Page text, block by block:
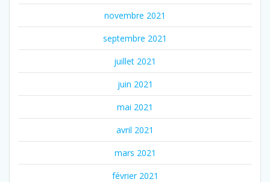
novembre 2021
septembre 2021
juillet 2021
juin 2021
mai 2021
avril 2021
mars 2021
février 2021